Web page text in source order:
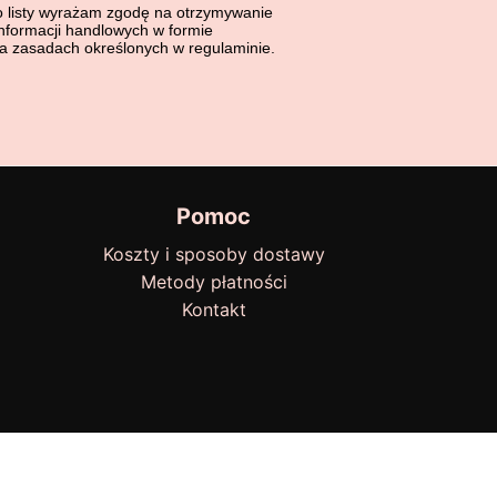
wyrażasz zgodę na otrzymywanie bezpłatnych informacji
listy wyrażam zgodę na otrzymywanie
handlowych w formie
zasadach określonych w regulaminie.
Pomoc
Koszty i sposoby dostawy
Metody płatności
Kontakt